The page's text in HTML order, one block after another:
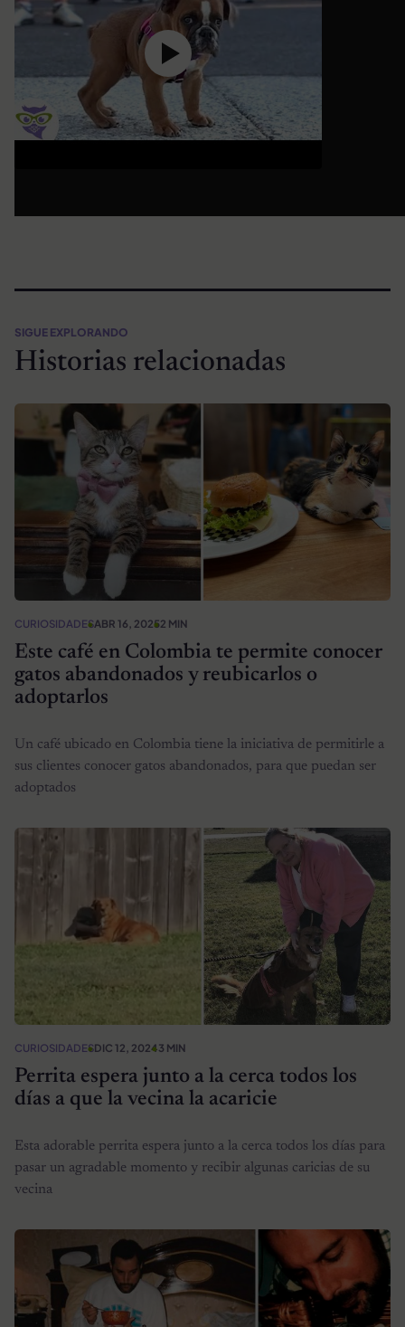
SIGUE EXPLORANDO
Historias relacionadas
CURIOSIDADESABR 16, 20252 MIN
Este café en Colombia te permite conocer
gatos abandonados y reubicarlos o
adoptarlos
Un café ubicado en Colombia tiene la iniciativa de permitirle a
sus clientes conocer gatos abandonados, para que puedan ser
adoptados
CURIOSIDADESDIC 12, 20243 MIN
Perrita espera junto a la cerca todos los
días a que la vecina la acaricie
Esta adorable perrita espera junto a la cerca todos los días para
pasar un agradable momento y recibir algunas caricias de su
vecina